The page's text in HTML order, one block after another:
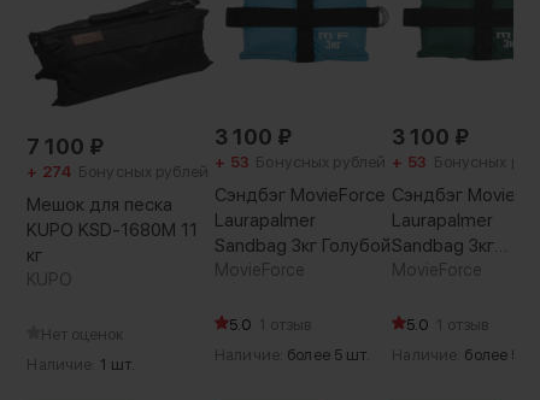
для обеспечения устойчивости оборудования
как в помещении, так и на улице
7 100 ₽
+ 274 Бонусных рублей
Мешок для песка
KUPO KSD-1680M 11
кг
KUPO
Нет оценок
Наличие: 1 шт.
3 100 ₽
+ 53 Бонусных рублей
Сэндбэг MovieForce
Laurapalmer
Sandbag 3кг Голубой
MovieForce
5.0
1 отзыв
Наличие: более 5 шт.
3 100 ₽
+ 53 Бонусных
Сэндбэг
Laurapalmer
Sandbag 3кг
Зелёный
MovieForce
5.0
1 отзыв
Наличие: более 5